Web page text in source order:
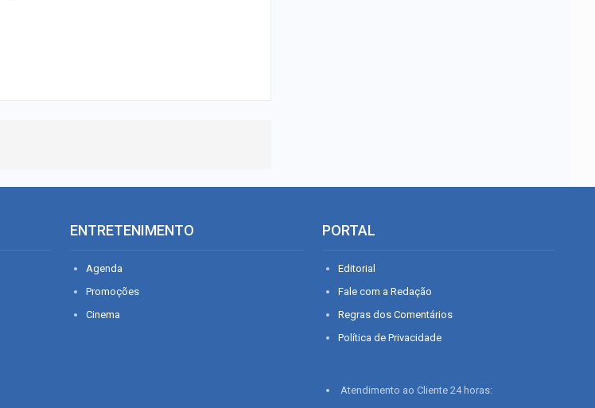
ENTRETENIMENTO
Agenda
Promoções
Cinema
PORTAL
Editorial
Fale com a Redação
Regras dos Comentários
Política de Privacidade
Atendimento ao Cliente 24 horas: